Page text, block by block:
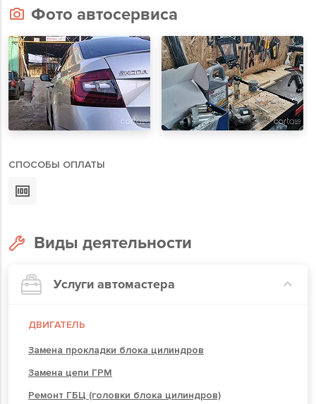
Фото автосервиса
СПОСОБЫ ОПЛАТЫ
Виды деятельности
Услуги автомастера
ДВИГАТЕЛЬ
Замена прокладки блока цилиндров
Замена цепи ГРМ
Ремонт ГБЦ (головки блока цилиндров)